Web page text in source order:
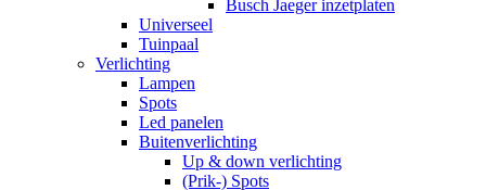
Busch Jaeger inzetplaten
Universeel
Tuinpaal
Verlichting
Lampen
Spots
Led panelen
Buitenverlichting
Up & down verlichting
(Prik-) Spots